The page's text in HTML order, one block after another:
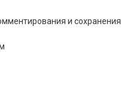
и сохранения